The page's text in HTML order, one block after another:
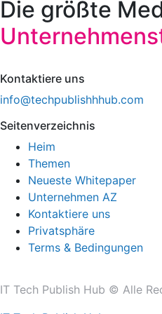
Die größte
Kontaktiere uns
info@techpublishhhub.com
Seitenverzeichnis
Heim
Themen
Neueste Whitepaper
Unternehmen AZ
Kontaktiere uns
Privatsphäre
Terms & Bedingungen
IT Tech Publish Hub © Alle